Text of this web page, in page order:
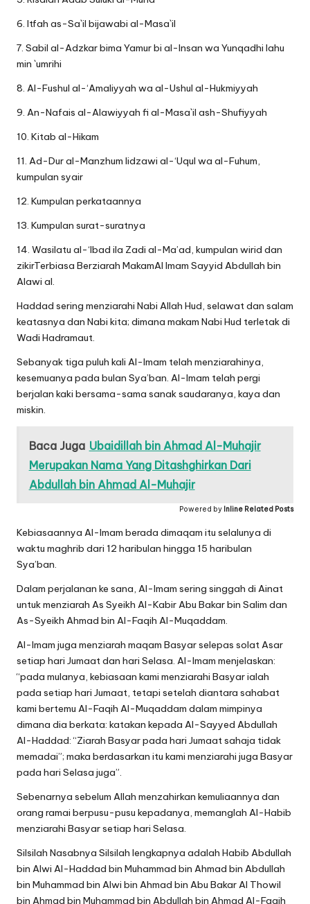
6. Itfah as-Sa`il bijawabi al-Masa`il
7. Sabil al-Adzkar bima Yamur bi al-Insan wa Yunqadhi lahu
min `umrihi
8. Al-Fushul al-‘Amaliyyah wa al-Ushul al-Hukmiyyah
9. An-Nafais al-Alawiyyah fi al-Masa`il ash-Shufiyyah
10. Kitab al-Hikam
11. Ad-Dur al-Manzhum lidzawi al-‘Uqul wa al-Fuhum,
kumpulan syair
12. Kumpulan perkataannya
13. Kumpulan surat-suratnya
14. Wasilatu al-‘Ibad ila Zadi al-Ma’ad, kumpulan wirid dan
zikirTerbiasa Berziarah MakamAl Imam Sayyid Abdullah bin
Alawi al.
Haddad sering menziarahi Nabi Allah Hud, selawat dan salam
keatasnya dan Nabi kita; dimana makam Nabi Hud terletak di
Wadi Hadramaut.
Sebanyak tiga puluh kali Al-Imam telah menziarahinya,
kesemuanya pada bulan Sya’ban. Al-Imam telah pergi
berjalan kaki bersama-sama sanak saudaranya, kaya dan
miskin.
Baca Juga Ubaidillah bin Ahmad Al-Muhajir
Merupakan Nama Yang Ditashghirkan Dari
Abdullah bin Ahmad Al-Muhajir
Powered by Inline Related Posts
Kebiasaannya Al-Imam berada dimaqam itu selalunya di
waktu maghrib dari 12 haribulan hingga 15 haribulan
Sya’ban.
Dalam perjalanan ke sana, Al-Imam sering singgah di Ainat
untuk menziarah As Syeikh Al-Kabir Abu Bakar bin Salim dan
As-Syeikh Ahmad bin Al-Faqih Al-Muqaddam.
Al-Imam juga menziarah maqam Basyar selepas solat Asar
setiap hari Jumaat dan hari Selasa. Al-Imam menjelaskan:
“pada mulanya, kebiasaan kami menziarahi Basyar ialah
pada setiap hari Jumaat, tetapi setelah diantara sahabat
kami bertemu Al-Faqih Al-Muqaddam dalam mimpinya
dimana dia berkata: katakan kepada Al-Sayyed Abdullah
Al-Haddad: “Ziarah Basyar pada hari Jumaat sahaja tidak
memadai”; maka berdasarkan itu kami menziarahi juga Basyar
pada hari Selasa juga”.
Sebenarnya sebelum Allah menzahirkan kemuliaannya dan
orang ramai berpusu-pusu kepadanya, memanglah Al-Habib
menziarahi Basyar setiap hari Selasa.
Silsilah Nasabnya Silsilah lengkapnya adalah Habib Abdullah
bin Alwi Al-Haddad bin Muhammad bin Ahmad bin Abdullah
bin Muhammad bin Alwi bin Ahmad bin Abu Bakar Al Thowil
bin Ahmad bin Muhammad bin Abdullah bin Ahmad Al-Faqih